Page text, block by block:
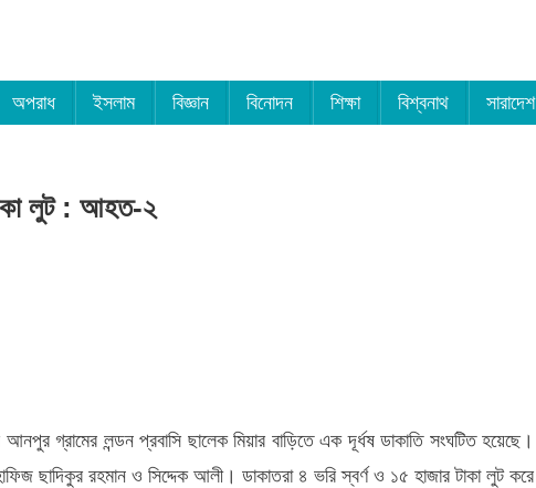
অপরাধ ইসলাম বিজ্ঞান বিনোদন শিক্ষা বিশ্বনাথ সারাদেশ
লুট : আহত-২
গ্রামের লন্ডন প্রবাসি ছালেক মিয়ার বাড়িতে এক দূর্ধষ ডাকাতি সংঘটিত হয়েছে।
রহমান ও সিদ্দেক আলী। ডাকাতরা ৪ ভরি স্বর্ণ ও ১৫ হাজার টাকা লুট করে